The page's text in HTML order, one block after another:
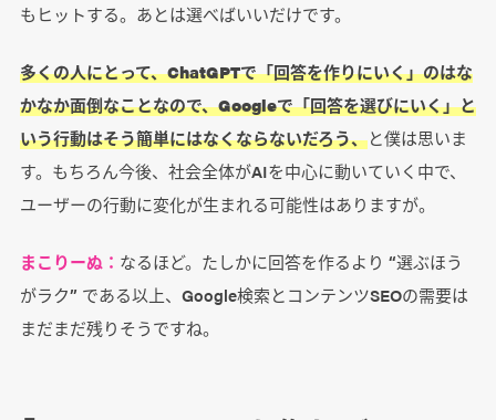
もヒットする。あとは選べばいいだけです。
多くの人にとって、ChatGPTで「回答を作りにいく」のはな
かなか面倒なことなので、Googleで「回答を選びにいく」と
いう行動はそう簡単にはなくならないだろう、と僕は思いま
す。もちろん今後、社会全体がAIを中心に動いていく中で、
ユーザーの行動に変化が生まれる可能性はありますが。
まこりーぬ： なるほど。たしかに回答を作るより “選ぶほう
がラク” である以上、Google検索とコンテンツSEOの需要は
まだまだ残りそうですね。